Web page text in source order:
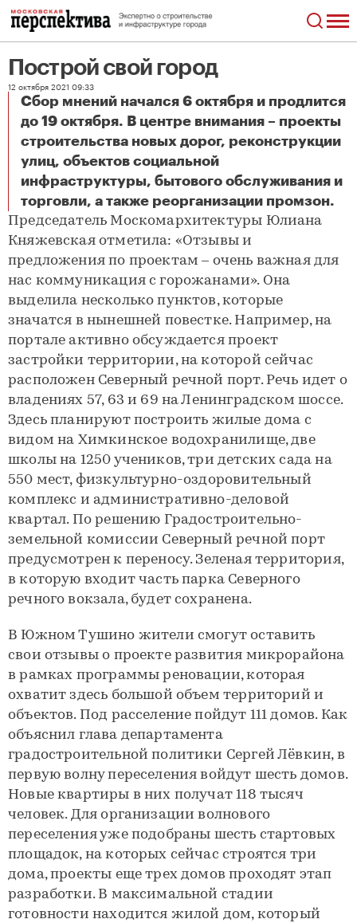
Построй свой город
12 октября 2021 09:33
Сбор мнений начался 6 октября и продлится
до 19 октября. В центре внимания – проекты
строительства новых дорог, реконструкции
улиц, объектов социальной
инфраструктуры, бытового обслуживания и
торговли, а также реорганизации промзон.
Построй свой город
Председатель Моском­архитектуры Юлиана
Княжевская отметила: «Отзывы и
предложения по проектам – очень важная для
нас коммуникация с горожанами». Она
выделила несколько пунктов, которые
значатся в нынешней повестке. Например, на
портале активно обсуждается проект
застройки территории, на которой сейчас
расположен Северный речной порт. Речь идет о
владениях 57, 63 и 69 на Ленинградском шоссе.
Здесь планируют построить жилые дома с
видом на Химкинское водохранилище, две
школы на 1250 учеников, три детских сада на
550 мест, физкультурно-оздоровительный
комплекс и административно-деловой
квартал. По решению Градостроительно-
земельной комиссии Северный речной порт
предусмотрен к переносу. Зеленая территория,
в которую входит часть парка Северного
речного вокзала, будет сохранена.
В Южном Тушино жители смогут оставить
свои отзывы о проекте развития микрорайона
в рамках программы реновации, которая
охватит здесь большой объем территорий и
объектов. Под расселение пойдут 111 домов. Как
объяснил глава департамента
градостроительной политики Сергей Лёвкин, в
первую волну переселения войдут шесть домов.
Новые квартиры в них получат 118 тысяч
человек. Для организации волнового
переселения уже подобраны шесть стартовых
площадок, на которых сейчас строятся три
дома, проекты еще трех домов проходят этап
разработки. В максимальной стадии
готовности находится жилой дом, который